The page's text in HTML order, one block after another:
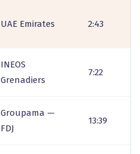
UAE Emirates 2:43
INEOS
Grenadiers
7:22
Groupama —
FDJ
13:39